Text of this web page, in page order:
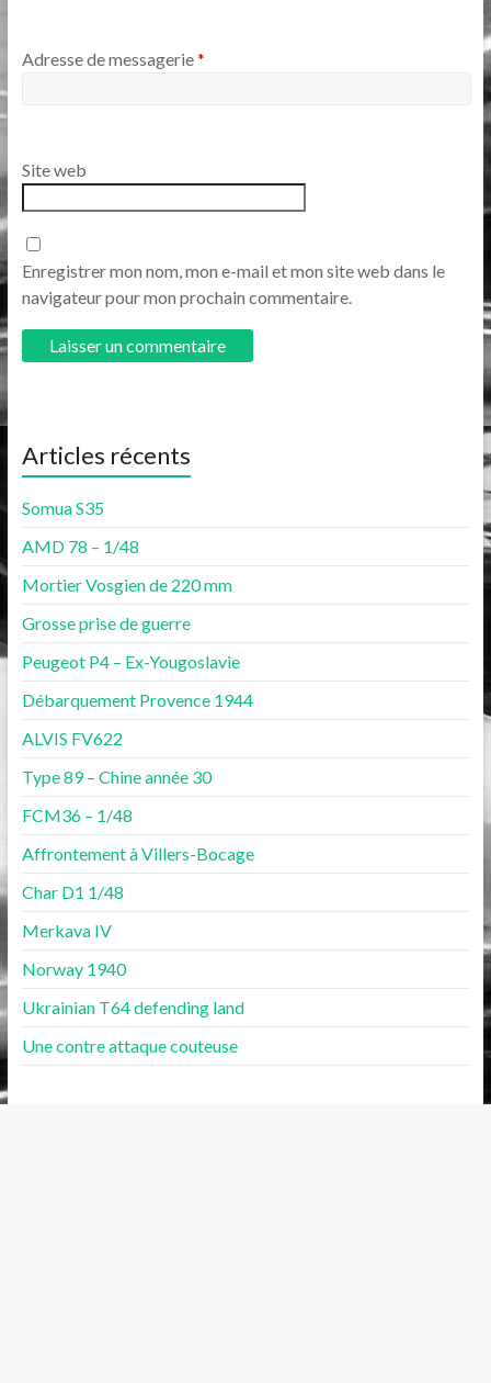
Adresse de messagerie*
Site web
Enregistrer mon nom, mon e-mail et mon site web dans le
navigateur pour mon prochain commentaire.
Articles récents
Somua S35
AMD 78 – 1/48
Mortier Vosgien de 220 mm
Grosse prise de guerre
Peugeot P4 – Ex-Yougoslavie
Débarquement Provence 1944
ALVIS FV622
Type 89 – Chine année 30
FCM36 – 1/48
Affrontement à Villers-Bocage
Char D1 1/48
Merkava IV
Norway 1940
Ukrainian T64 defending land
Une contre attaque couteuse